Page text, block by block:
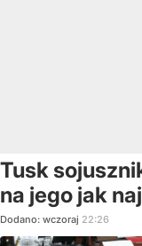
Tusk
na jego jak
Dodano: wczoraj 22:26